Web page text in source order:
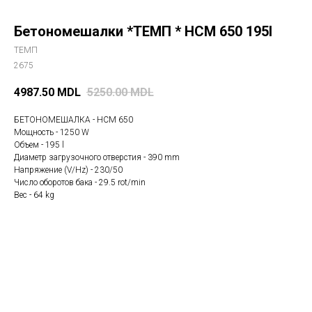
Бетономешалки *ТЕМП * HCM 650 195l
ТЕМП
2675
4987.50 MDL 5250.00 MDL
БЕТОНОМЕШАЛКА - HCM 650
Мощность - 1250 W
Объем - 195 l
Диаметр загрузочного отверстия - 390 mm
Напряжение (V/Hz) - 230/50
Число оборотов бака - 29.5 rot/min
Вес - 64 kg